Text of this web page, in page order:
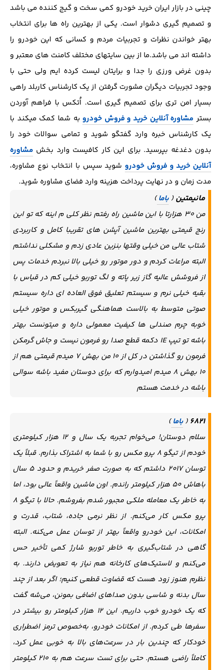
چینی در بازار ایران خرید خودرو کمی سخت و گیج کننده می باشد
و تصمیم گیری دشوار است. یکی از بهترین راه ها برای انتخاب
بهتر خواندن نظرات و تجربیات مردم و کسانی که این خودرو را
داشته اند می باشد.ما از بین سایتهای مختلف کامنت های معتبر و
بدون غرض ورزی را جدا و برایتان لیست کرده ایم ولی حتی با
وجود تجربیات دیگران مشورت گرفتن از یک کارشناس کاربلد راهی
بسیار امن تری برای تصمیم گیری است. اُتکس با فراهم آوردن
بستر مشاوره آنلاین خرید و فروش خودرو به شما کمک میکند با
یک کارشناس خبره وارد گفتگو شوید و تمامی سوالات خود را
بدون دغدغه بپرسید. برای این کار کافیست وارد بخش مشاوره
آنلاین خرید و فروش خودرو شوید سپس با انتخاب نوع مشاوره،
مدت زمان و در نهایت پرداخت هزینه وارد فضای مشاوره شوید.
مانیمتین (باما)
من ۳۰ هزارتا با این ماشین راه رفتم نظر کلی م اینه که تو این
رنج قیمتی بهترین ماشین آپشن های تقریبا کامل و کاربردی
شتاب عالی من خیلی وقتها بنزین عادی زدم و مشکلی نداشتم
البته مراعات کردم و دور موتور رو خیلی بالا نبردم خدمات پس
از فروشش عالیه گاز زیر پاته و لگ توربو خیلی کم در قیاس با
بقیه خیلی نرم و سیستم تعلیق فوق العاده ای داره سیستم
صوتی متوسط به بالاست هماهنگی گیربکس و موتور خیلی
خوبه چرم صندلی ها کیفیت معمولی داره و میتونست بهتر
باشه تو تیپ IE دکمه قطع صدا رو فرمون نیست و جاش گرمکن
فرمون رو گذاشتن در کل از ۱۰ من بهش ۷ میدم قیمتی هم از
۱۰ بهش ۸ میدم امیدوارم که برای دوستان مفید باشه سوالی
باشه در خدمت هستم
6821
(باما)
سلام دوستان! می‌خوام تجربه یک سال و ۱۲ هزار کیلومتری
خودم از تیگو ۸ پرو مکس رو با شما به اشتراک بذارم. قبلاً یک
توسان ۲۰۱۷ داشتم که به صورت صفر خریدم و حدود ۵ سال
باهاش ۵۰ هزار کیلومتر راندم. اون ماشین واقعاً عالی بود، اما
به خاطر یک معامله ملکی مجبور شدم بفروشم. حالا با تیگو ۸
پرو مکس کار می‌کنم. از نظر نرمی جاده، شتاب، قدرت و
امکانات، این خودرو واقعاً بهتر از توسان عمل می‌کنه. البته
گاهی در شتاب‌گیری به خاطر توربو شارژ کمی تأخیر حس
می‌کنم و لاستیک‌های کارخانه هم نیاز به تعویض دارند. به
نظرم هنوز زود هست که قضاوت قطعی کنیم؛ اگر بعد از چند
سال بدنه و شاسی بدون صداهای اضافی بمونن، می‌شه گفت
که یک خودرو خوب داریم. این ۱۲ هزار کیلومتر رو بیشتر در
سفرها طی کردم. از امکانات خودرو، به‌خصوص ترمز اضطراری
خودکار که چندین بار در سرعت‌های بالا به خوبی عمل کرد،
کاملاً راضی هستم. حتی برای تست سرعت هم به ۲۱۰ کیلومتر